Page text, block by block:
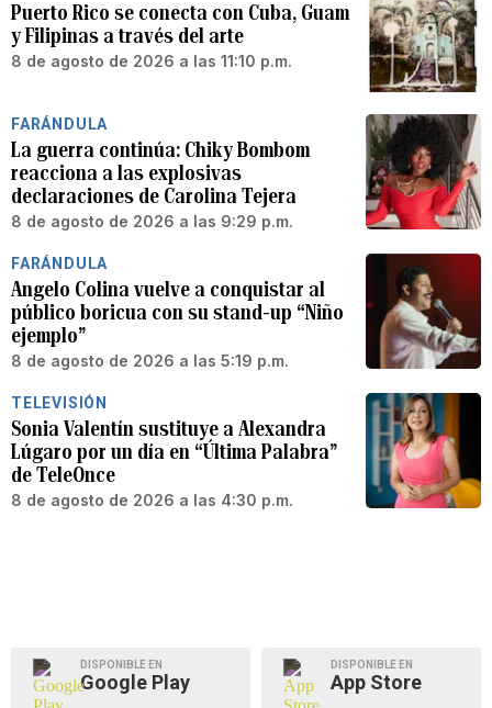
Puerto Rico se conecta con Cuba, Guam
y Filipinas a través del arte
8 de agosto de 2026 a las 11:10 p.m.
FARÁNDULA
La guerra continúa: Chiky Bombom
reacciona a las explosivas
declaraciones de Carolina Tejera
8 de agosto de 2026 a las 9:29 p.m.
FARÁNDULA
Angelo Colina vuelve a conquistar al
público boricua con su stand-up “Niño
ejemplo”
8 de agosto de 2026 a las 5:19 p.m.
TELEVISIÓN
Sonia Valentín sustituye a Alexandra
Lúgaro por un día en “Última Palabra”
de TeleOnce
8 de agosto de 2026 a las 4:30 p.m.
DISPONIBLE EN
Google Play
DISPONIBLE EN
App Store